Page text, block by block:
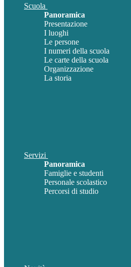
Scuola
Panoramica
Presentazione
I luoghi
Le persone
I numeri della scuola
Le carte della scuola
Organizzazione
La storia
Servizi
Panoramica
Famiglie e studenti
Personale scolastico
Percorsi di studio